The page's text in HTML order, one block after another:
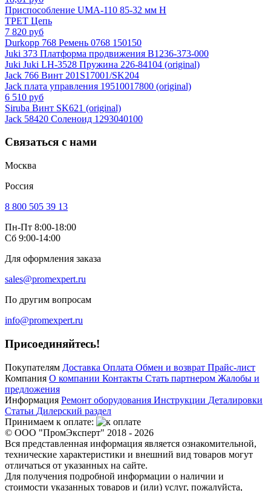
Приспособление UMA-110 85-32 мм H
TPET Цепь
7 820 руб
Durkopp 768 Ремень 0768 150150
Juki 373 Платформа продвижения B1236-373-000
Juki Juki LH-3528 Пружина 226-84104 (original)
Jack 766 Винт 201S17001/SK204
Jack плата управления 19510017800 (original)
6 510 руб
Siruba Винт SK621 (original)
Jack 58420 Соленоид 1293040100
Связаться с нами
Москва
Россия
8 800 505 39 13
Пн-Пт 8:00-18:00
Сб 9:00-14:00
Для оформления заказа
sales@promexpert.ru
По другим вопросам
info@promexpert.ru
Присоединяйтесь!
Покупателям Доставка Оплата Обмен и возврат Прайс-лист
Компания О компании Контакты Стать партнером Жалобы и
предложения
Информация Ремонт оборудования Инструкции Деталировки
Статьи Дилерский раздел
Принимаем к оплате:
© ООО "ПромЭксперт" 2018 - 2026
Вся представленная информация является ознакомительной,
технические характеристики и внешний вид товаров могут
отличаться от указанных на сайте.
Для получения подробной информации о наличии и
стоимости указанных товаров и (или) услуг, пожалуйста,